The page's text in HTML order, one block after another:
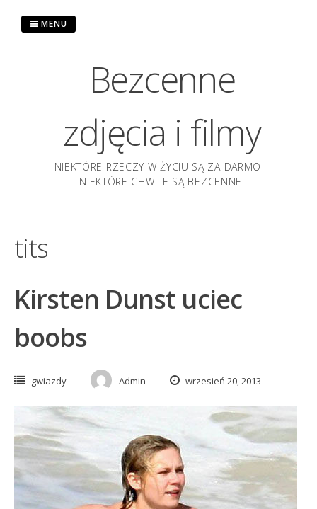
Bezcenne
zdjęcia i filmy
NIEKTÓRE RZECZY W ŻYCIU SĄ ZA DARMO –
NIEKTÓRE CHWILE SĄ BEZCENNE!
MENU
tits
Kirsten Dunst uciec
boobs
gwiazdy Admin wrzesień 20, 2013